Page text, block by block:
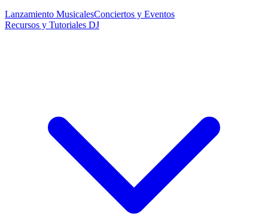
Lanzamiento MusicalesConciertos y Eventos
Recursos y Tutoriales DJ